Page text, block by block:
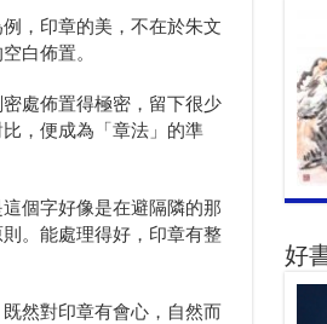
，印章的美，不在於朱文
白佈置。
處佈置得極密，留下很少
，便成為「章法」的準
個字好像是在避隔隣的那
。能處理得好，印章有整
然對印章有會心，自然而
好